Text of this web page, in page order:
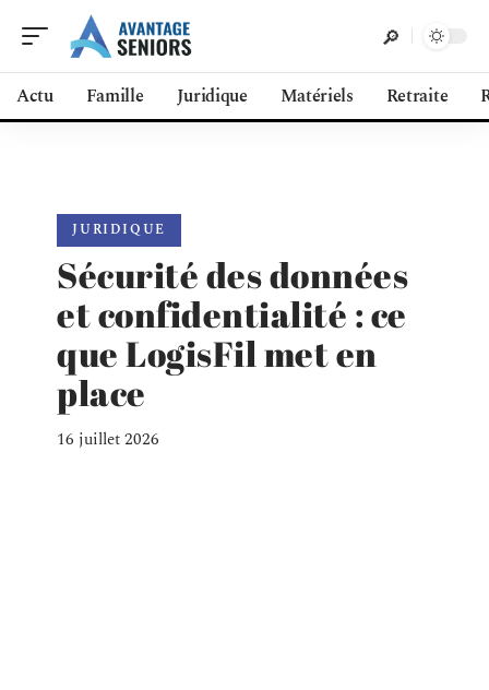
Actu Famille Juridique Matériels Retraite
JURIDIQUE
Sécurité des données
et confidentialité : ce
que LogisFil met en
place
16 juillet 2026